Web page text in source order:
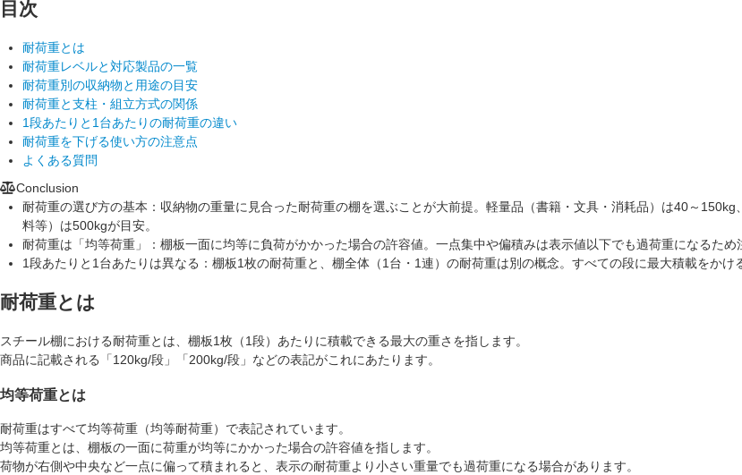
目次
耐荷重とは
耐荷重レベルと対応製品の一覧
耐荷重別の収納物と用途の目安
耐荷重と支柱・組立方式の関係
1段あたりと1台あたりの耐荷重の違い
耐荷重を下げる使い方の注意点
よくある質問
Conclusion
耐荷重の選び方の基本： 収納物の重量に見合った耐荷重の棚を選ぶことが大前提。軽量品（書籍・文具・消耗品）は40～
料等）は500kgが目安。
耐荷重は「均等荷重」： 棚板一面に均等に負荷がかかった場合の許容値。一点集中や偏積みは表示値以下でも過荷重になるため
1段あたりと1台あたりは異なる： 棚板1枚の耐荷重と、棚全体（1台・1連）の耐荷重は別の概念。すべての段に最大積載をかけ
耐荷重とは
スチール棚における耐荷重とは、 棚板1枚（1段）あたりに積載できる最大の重さ を指します。
商品に記載される「120kg/段」「200kg/段」などの表記がこれにあたります。
均等荷重とは
耐荷重はすべて均等荷重（均等耐荷重） で表記されています。
均等荷重とは、棚板の一面に荷重が均等にかかった場合の許容値を指します。
荷物が右側や中央など一点に偏って積まれると、表示の耐荷重より小さい重量でも過荷重になる場合があります。